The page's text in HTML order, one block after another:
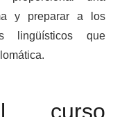
y preparar a los
lingüísticos que
curso